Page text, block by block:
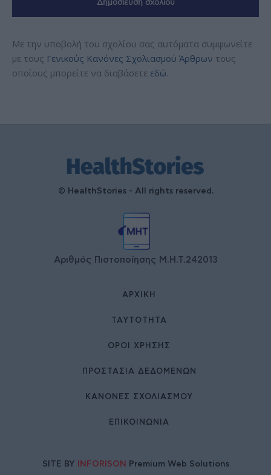
Με την υποβολή του σχολίου σας αυτόματα συμφωνείτε
με τους Γενικούς Κανόνες Σχολιασμού Άρθρων τους
οποίους μπορείτε να διαβάσετε εδώ.
© HealthStories - All rights reserved.
Αριθμός Πιστοποίησης Μ.Η.Τ.242013
ΑΡΧΙΚΉ
ΤΑΥΤΌΤΗΤΑ
ΌΡΟΙ ΧΡΉΣΗΣ
ΠΡΟΣΤΑΣΙΑ ΔΕΔΟΜΕΝΩΝ
ΚΑΝΟΝΕΣ ΣΧΟΛΙΑΣΜΟΥ
ΕΠΙΚΟΙΝΩΝΊΑ
SITE BY INFORISON Premium Web Solutions